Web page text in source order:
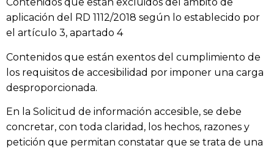
aplicación del RD 1112/2018 según lo establecido por
el artículo 3, apartado 4
Contenidos que están exentos del cumplimiento de
los requisitos de accesibilidad por imponer una carga
desproporcionada.
En la Solicitud de información accesible, se debe
concretar, con toda claridad, los hechos, razones y
petición que permitan constatar que se trata de una